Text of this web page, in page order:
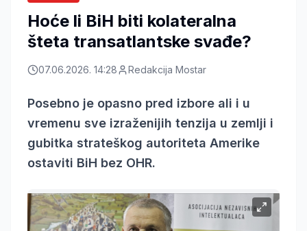
Hoće li BiH biti kolateralna
šteta transatlantske svađe?
07.06.2026. 14:28 Redakcija Mostar
Posebno je opasno pred izbore ali i u
vremenu sve izraženijih tenzija u zemlji i
gubitka strateškog autoriteta Amerike
ostaviti BiH bez OHR.